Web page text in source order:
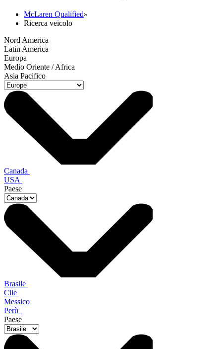
McLaren Qualified»
Ricerca veicolo
Nord America
Latin America
Europa
Medio Oriente / Africa
Asia Pacifico
Canada
USA
Paese
Brasile
Cile
Messico
Perù
Paese